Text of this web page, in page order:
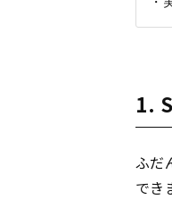
1.
ふだ
でき